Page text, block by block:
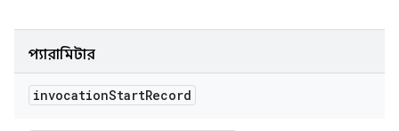
প্যারামিটার
invocationStartRecord